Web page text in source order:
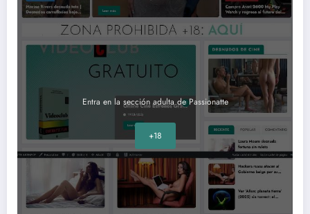
Entra en la sección adulta de Passionatte
+18